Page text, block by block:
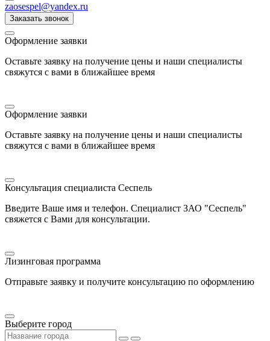
zaosespel@yandex.ru
Заказать звонок
Оформление заявки
Оставьте заявку на получение цены и наши специалисты
свяжутся с вами в ближайшее время
Оформление заявки
Оставьте заявку на получение цены и наши специалисты
свяжутся с вами в ближайшее время
Консультация специалиста Сеспель
Введите Ваше имя и телефон. Специалист ЗАО "Сеспель"
свяжется с Вами для консультации.
Лизинговая программа
Отправьте заявку и получите консультацию по оформлению
Выберите город